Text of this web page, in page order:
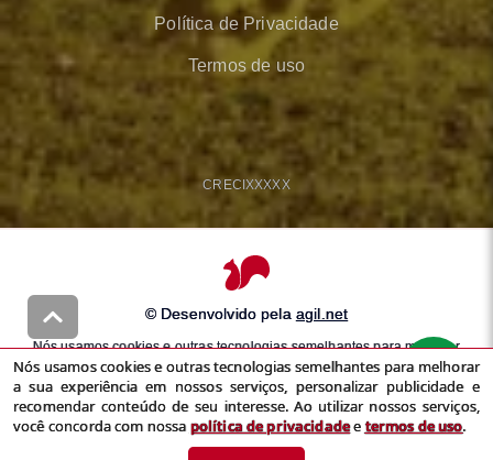
Política de Privacidade
Termos de uso
CRECIXXXXX
© Desenvolvido pela agil.net
Nós usamos cookies e outras tecnologias semelhantes para melhorar
a sua experiência em nossos serviços, personalizar publicidade e
recomendar conteúdo de seu interesse. Ao utilizar nossos serviços,
você concorda com nossapolítica de privacidadeetermos de uso
Nós usamos cookies e outras tecnologias semelhantes para melhorar
a sua experiência em nossos serviços, personalizar publicidade e
recomendar conteúdo de seu interesse. Ao utilizar nossos serviços,
você concorda com nossa política de privacidadeetermos de uso.